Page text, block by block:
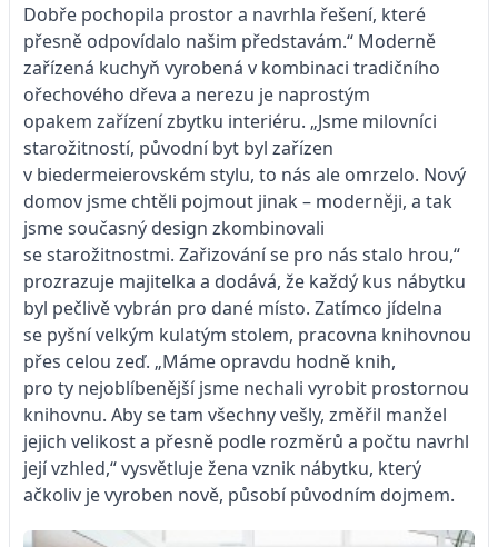
Dobře pochopila prostor a navrhla řešení, které
přesně odpovídalo našim představám.“ Moderně
zařízená kuchyň vyrobená v kombinaci tradičního
ořechového dřeva a nerezu je naprostým
opakem zařízení zbytku interiéru. „Jsme milovníci
starožitností, původní byt byl zařízen
v biedermeierovském stylu, to nás ale omrzelo. Nový
domov jsme chtěli pojmout jinak – moderněji, a tak
jsme současný design zkombinovali
se starožitnostmi. Zařizování se pro nás stalo hrou,“
prozrazuje majitelka a dodává, že každý kus nábytku
byl pečlivě vybrán pro dané místo. Zatímco jídelna
se pyšní velkým kulatým stolem, pracovna knihovnou
přes celou zeď. „Máme opravdu hodně knih,
pro ty nejoblíbenější jsme nechali vyrobit prostornou
knihovnu. Aby se tam všechny vešly, změřil manžel
jejich velikost a přesně podle rozměrů a počtu navrhl
její vzhled,“ vysvětluje žena vznik nábytku, který
ačkoliv je vyroben nově, působí původním dojmem.